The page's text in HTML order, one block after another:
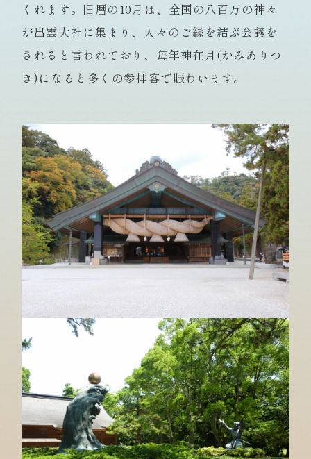
くれます。旧暦の10月は、全国の八百万の神々
が出雲大社に集まり、人々のご縁を結ぶ会議を
されると言われており、毎年神在月(かみありつ
き)になると多くの参拝客で賑わいます。